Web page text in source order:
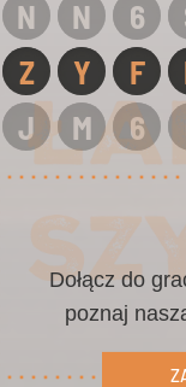
N N 6
Z Y F
J M 6
Dołącz do
poznaj